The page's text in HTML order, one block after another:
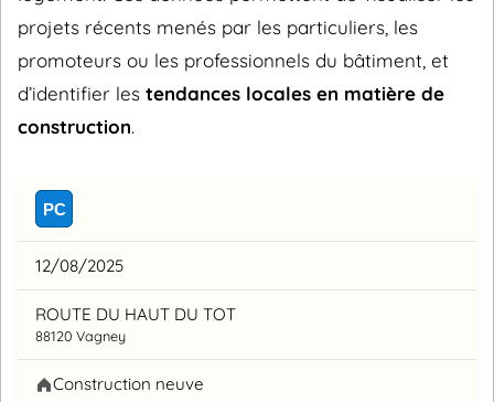
projets récents menés par les particuliers, les
promoteurs ou les professionnels du bâtiment, et
d’identifier les tendances locales en matière de
construction.
PC
12/08/2025
ROUTE DU HAUT DU TOT
88120 Vagney
Construction neuve